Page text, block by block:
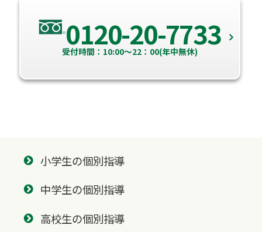
0120-20-7733
受付時間：10:00～22：00(年中無休)
小学生の個別指導
中学生の個別指導
高校生の個別指導